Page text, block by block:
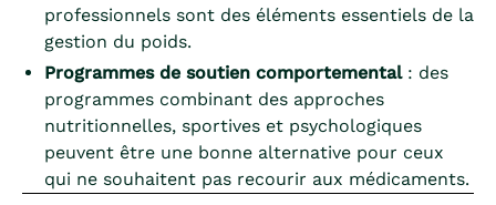
professionnels sont des éléments essentiels de la
gestion du poids.
Programmes de soutien comportemental: des
programmes combinant des approches
nutritionnelles, sportives et psychologiques
peuvent être une bonne alternative pour ceux
qui ne souhaitent pas recourir aux médicaments.